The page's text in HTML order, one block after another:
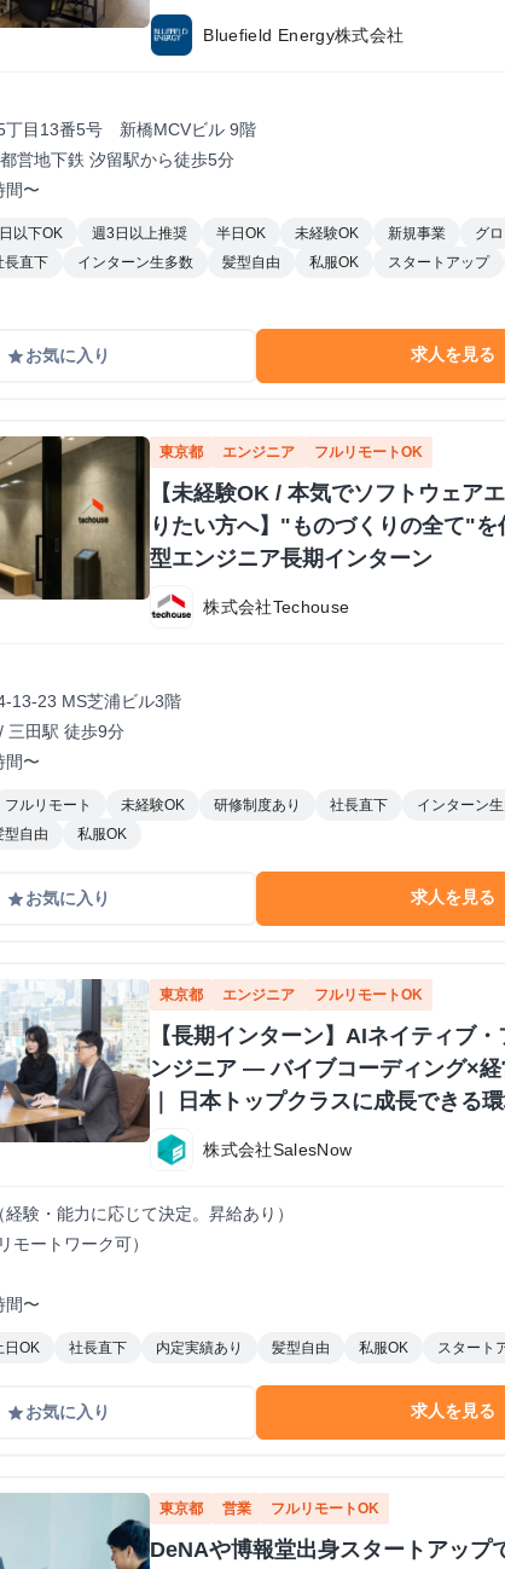
Bluefield Energy株式会社
丁目13番5号 新橋MCVビル 9階
営地下鉄 汐留駅から徒歩5分
間〜
以下OK 週3日以上推奨 半日OK 未経験OK 新規事業
グ
長直下 インターン生多数 髪型自由 私服OK スタートアップ
gradeお気に入り 求人を見る
東京都 エンジニア フルリモートOK
【未経験OK / 本気でソフトウェア
りたい方へ】"ものづくりの全て"を
型エンジニア長期インターン
株式会社Techouse
13-23 MS芝浦ビル3階
三田駅 徒歩9分
間〜
フルリモート 未経験OK 研修制度あり 社長直下
インターン
型自由 私服OK
gradeお気に入り 求人を見る
東京都 エンジニア フルリモートOK
【長期インターン】AIネイティブ
ンジニア — バイブコーディング×
｜ 日本トップクラスに成長できる
株式会社SalesNow
験・能力に応じて決定。昇給あり）
モートワーク可）
間〜
日OK 社長直下 内定実績あり 髪型自由 私服OK スタート
gradeお気に入り 求人を見る
東京都 営業 フルリモートOK
DeNAや博報堂出身スタートアップ